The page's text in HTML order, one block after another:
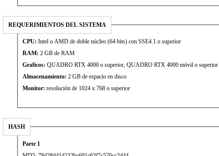
REQUERIMIENTOS DEL SISTEMA
CPU: Intel o AMD de doble núcleo (64 bits) con SSE4.1 o superior
RAM: 2 GB de RAM
Graficos: QUADRO RTX 4000 o superior, QUADRO RTX 4000 móvil o superior
Almacenamiento: 2 GB de espacio en disco
Monitor: resolución de 1024 x 768 o superior
HASH
Parte 1